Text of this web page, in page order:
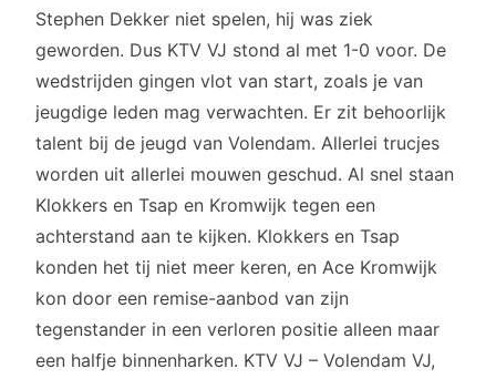
Stephen Dekker niet spelen, hij was ziek
geworden. Dus KTV VJ stond al met 1-0 voor. De
wedstrijden gingen vlot van start, zoals je van
jeugdige leden mag verwachten. Er zit behoorlijk
talent bij de jeugd van Volendam. Allerlei trucjes
worden uit allerlei mouwen geschud. Al snel staan
Klokkers en Tsap en Kromwijk tegen een
achterstand aan te kijken. Klokkers en Tsap
konden het tij niet meer keren, en Ace Kromwijk
kon door een remise-aanbod van zijn
tegenstander in een verloren positie alleen maar
een halfje binnenharken. KTV VJ – Volendam VJ,